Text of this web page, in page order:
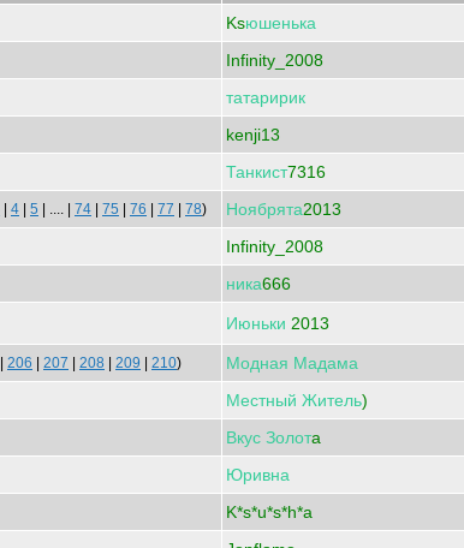
Ksюшенька
Infinity_2008
татаририк
kenji13
Танкист7316
4 5 | .... | 74 75 76 77 78) Ноябрята2013
Infinity_2008
ника666
Июньки 2013
206 207 208 209 210) Модная Мадама
Местный Житель)
Вкус Золотa
Юривна
K*s*u*s*h*a